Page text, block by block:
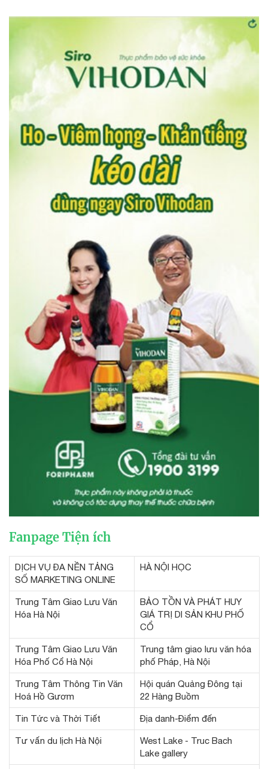
Fanpage Tiện ích
DỊCH VỤ ĐA NỀN TẢNG
SỐ MARKETING ONLINE
HÀ NỘI HỌC
Trung Tâm Giao Lưu Văn
Hóa Hà Nội
BẢO TỒN VÀ PHÁT HUY
GIÁ TRỊ DI SẢN KHU PHỐ
CỔ
Trung Tâm Giao Lưu Văn
Hóa Phố Cổ Hà Nội
Trung tâm giao lưu văn hóa
phố Pháp, Hà Nội
Trung Tâm Thông Tin Văn
Hoá Hồ Gươm
Hội quán Quảng Đông tại
22 Hàng Buồm
Tin Tức và Thời Tiết Địa danh-Điểm đến
Tư vấn du lịch Hà Nội
West Lake - Truc Bach
Lake gallery